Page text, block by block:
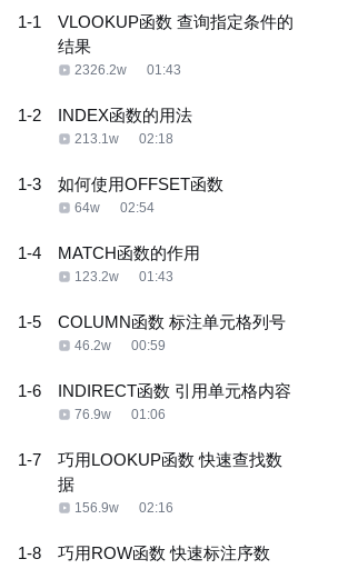
1-1
VLOOKUP函数 查询指定条件的
结果
2326.2w 01:43
1-2 INDEX函数的用法
213.1w 02:18
1-3 如何使用OFFSET函数
64w 02:54
1-4 MATCH函数的作用
123.2w 01:43
1-5 COLUMN函数 标注单元格列号
46.2w 00:59
1-6 INDIRECT函数 引用单元格内容
76.9w 01:06
1-7
巧用LOOKUP函数 快速查找数
据
156.9w 02:16
1-8 巧用ROW函数 快速标注序数